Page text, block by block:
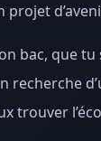
bac, que tu
recherche
trouver